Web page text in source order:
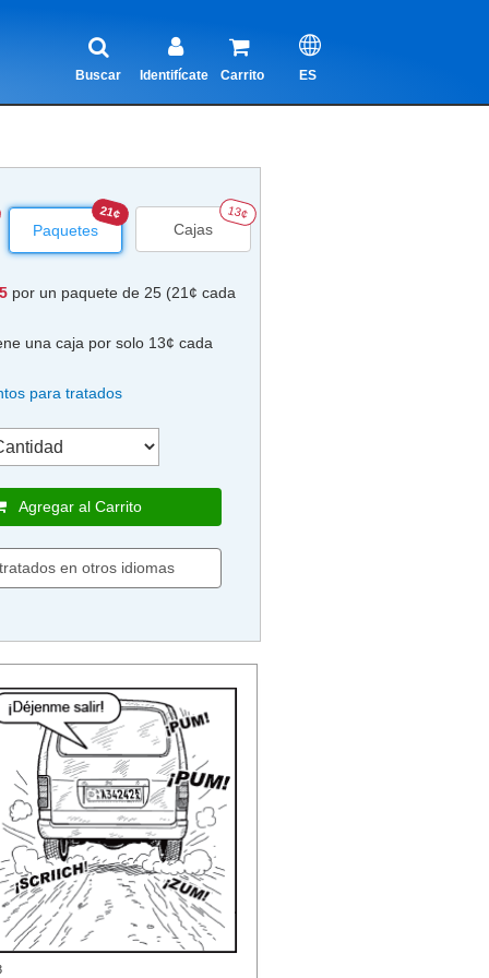
Buscar Identifícate Carrito ES
Paquetes
21¢
Cajas
13¢
por un paquete de 25 (21¢ cada
una caja por solo 13¢ cada
para tratados
Agregar al Carrito
en otros idiomas